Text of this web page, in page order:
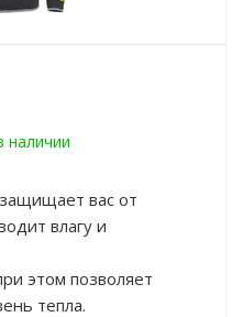
наличии
вас от
влагу и
этом позволяет
тепла.